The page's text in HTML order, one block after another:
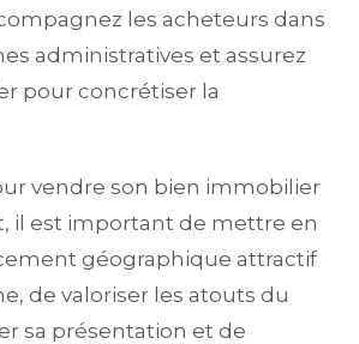
les acheteurs dans
administratives et assurez
pour concrétiser la
vendre son bien immobilier
il est important de mettre en
géographique attractif
de valoriser les atouts du
sa présentation et de